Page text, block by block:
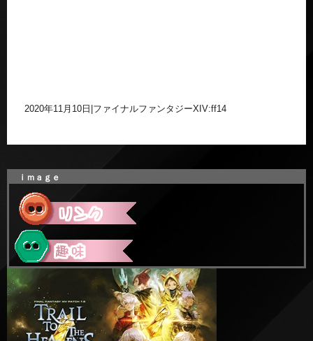
2020年11月10日 ファイナルファンタジーXIV:ff14
ｉｍａｇｅ